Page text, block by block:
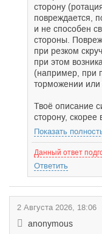
сторону
повреждается,
и не способен
стороны.
при резком
при этом
(например, при
торможении или
Твоё описание
сторону, скорее
Показать
Данный ответ
Ответить
2 Августа 2026, 18:06
anonymous